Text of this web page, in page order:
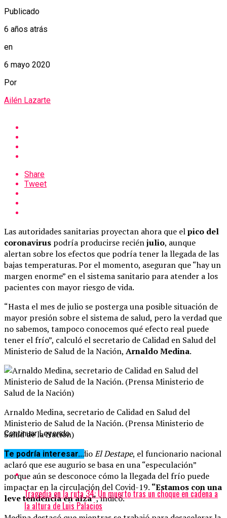
Publicado
6 años atrás
en
6 mayo 2020
Por
Ailén Lazarte
Share
Tweet
Las autoridades sanitarias proyectan ahora que elpico del
coronavirus podría producirse reciénjulio, aunque
alertan sobre los efectos que podría tener la llegada de las
bajas temperaturas. Por el momento, aseguran que “hay un
margen enorme” en el sistema sanitario para atender a los
pacientes con mayor riesgo de vida.
“Hasta el mes de julio se posterga una posible situación de
mayor presión sobre el sistema de salud, pero la verdad que
no sabemos, tampoco conocemos qué efecto real puede
tener el frío”, calculó el secretario de Calidad en Salud del
Ministerio de Salud de la Nación, Arnaldo Medina.
Arnaldo Medina, secretario de Calidad en Salud del
Ministerio de Salud de la Nación. (Prensa Ministerio de
Salud de la Nación)
En declaraciones a radioEl Destape, el funcionario nacional
aclaró que ese augurio se basa en una “especulación”
porque aún se desconoce cómo la llegada del frío puede
impactar en la circulación del Covid-19. “Estamos con una
leve tendencia en alza”, indicó.
Continuar Leyendo
Te podría interesar...
Tragedia en la ruta 34: Un muerto tras un choque en cadena a
la altura de Luis Palacios